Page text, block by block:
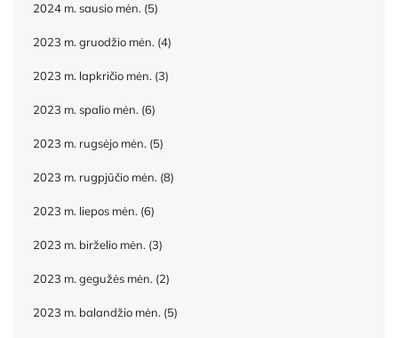
2024 m. sausio mėn. (5)
2023 m. gruodžio mėn. (4)
2023 m. lapkričio mėn. (3)
2023 m. spalio mėn. (6)
2023 m. rugsėjo mėn. (5)
2023 m. rugpjūčio mėn. (8)
2023 m. liepos mėn. (6)
2023 m. birželio mėn. (3)
2023 m. gegužės mėn. (2)
2023 m. balandžio mėn. (5)